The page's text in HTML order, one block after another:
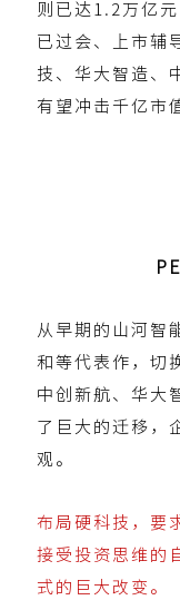
则已达1.2万亿
已过会、上市辅
技、华大智造、
有望冲击千亿市
从早期的山河智
和等代表作，切
中创新航、华大
了巨大的迁移，
观。
布局硬科技，要
接受投资思维的
式的巨大改变。